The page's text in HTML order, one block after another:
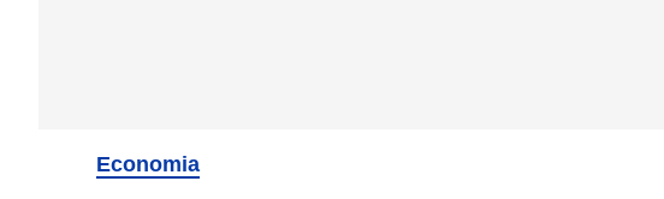
Economia